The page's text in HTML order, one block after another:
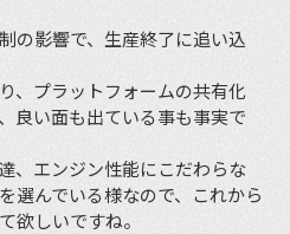
の影響で、生産終了に追い込
、プラットフォームの共有化
良い面も出ている事も事実で
、エンジン性能にこだわらな
選んでいる様なので、これから
欲しいですね。